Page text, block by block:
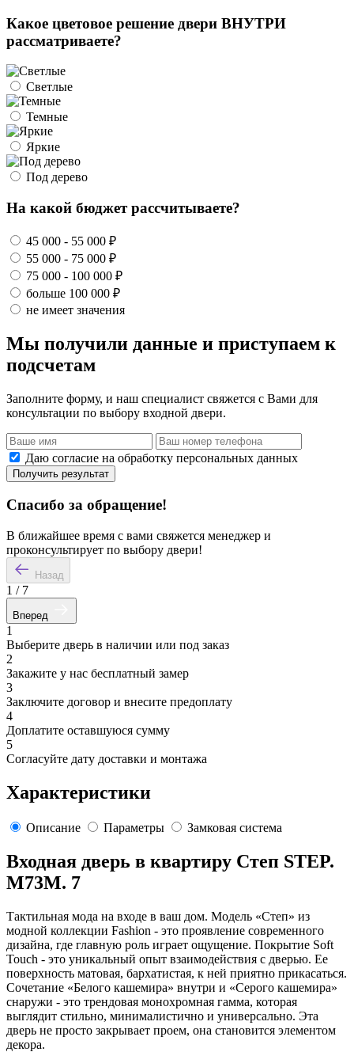
Какое цветовое решение двери ВНУТРИ
рассматриваете?
Светлые
Темные
Яркие
Под дерево
На какой бюджет рассчитываете?
45 000 - 55 000 ₽
55 000 - 75 000 ₽
75 000 - 100 000 ₽
больше 100 000 ₽
не имеет значения
Мы получили данные и приступаем к
подсчетам
Заполните форму, и наш специалист свяжется с Вами для
консультации по выбору входной двери.
Даю согласие на обработку персональных данных
Получить результат
Спасибо за обращение!
В ближайшее время с вами свяжется менеджер и
проконсультирует по выбору двери!
Назад
1 / 7
Вперед
1
Выберите дверь в наличии или под заказ
2
Закажите у нас бесплатный замер
3
Заключите договор и внесите предоплату
4
Доплатите оставшуюся сумму
5
Согласуйте дату доставки и монтажа
Характеристики
Описание Параметры Замковая система
Входная дверь в квартиру Степ STEP.
M73M. 7
Тактильная мода на входе в ваш дом. Модель «Степ» из
модной коллекции Fashion - это проявление современного
дизайна, где главную роль играет ощущение. Покрытие Soft
Touch - это уникальный опыт взаимодействия с дверью. Ее
поверхность матовая, бархатистая, к ней приятно прикасаться.
Сочетание «Белого кашемира» внутри и «Серого кашемира»
снаружи - это трендовая монохромная гамма, которая
выглядит стильно, минималистично и универсально. Эта
дверь не просто закрывает проем, она становится элементом
декора.